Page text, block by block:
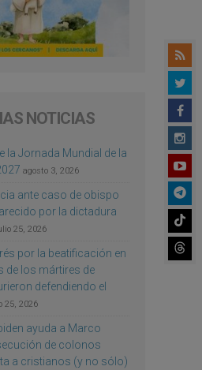
NOTICIAS
la Jornada Mundial de la
agosto 3, 2026
ante caso de obispo
por la dictadura
25, 2026
por la beatificación en
de los mártires de
defendiendo el
25, 2026
ayuda a Marco
de colonos
a cristianos (y no sólo)